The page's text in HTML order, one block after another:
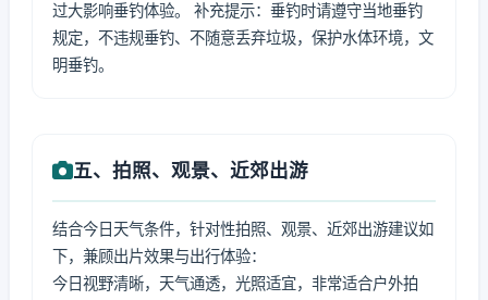
过大影响垂钓体验。 补充提示：垂钓时请遵守当地垂钓
规定，不违规垂钓、不随意丢弃垃圾，保护水体环境，文
明垂钓。
五、拍照、观景、近郊出游
结合今日天气条件，针对性拍照、观景、近郊出游建议如
下，兼顾出片效果与出行体验：
今日视野清晰，天气通透，光照适宜，非常适合户外拍